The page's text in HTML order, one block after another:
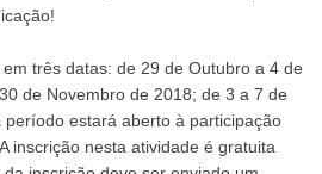
três datas: de 29 de Outubro a 4 de
de Novembro de 2018; de 3 a 7 de
estará aberto à participação
inscrição nesta atividade é gratuita